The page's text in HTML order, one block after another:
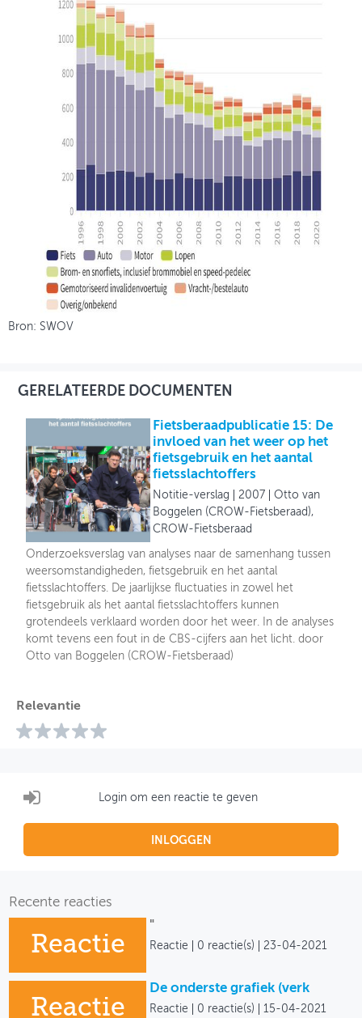
Bron: SWOV
GERELATEERDE DOCUMENTEN
Fietsberaadpublicatie 15: De
invloed van het weer op het
fietsgebruik en het aantal
fietsslachtoffers
Notitie-verslag 2007
Otto van
Boggelen (CROW-Fietsberaad),
CROW-Fietsberaad
Onderzoeksverslag van analyses naar de samenhang tussen
weersomstandigheden, fietsgebruik en het aantal
fietsslachtoffers. De jaarlijkse fluctuaties in zowel het
fietsgebruik als het aantal fietsslachtoffers kunnen
grotendeels verklaard worden door het weer. In de analyses
komt tevens een fout in de CBS-cijfers aan het licht. door
Otto van Boggelen (CROW-Fietsberaad)
Relevantie
Login om een reactie te geven
INLOGGEN
Recente reacties
Reactie
"
Reactie 0 reactie(s) 23-04-2021
Reactie
De onderste grafiek (verk
Reactie 0 reactie(s) 15-04-2021